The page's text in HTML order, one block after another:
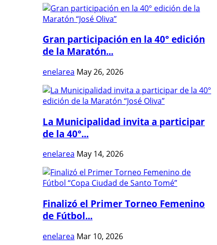
Gran participación en la 40° edición
de la Maratón...
enelarea May 26, 2026
La Municipalidad invita a participar
de la 40°...
enelarea May 14, 2026
Finalizó el Primer Torneo Femenino
de Fútbol...
enelarea Mar 10, 2026